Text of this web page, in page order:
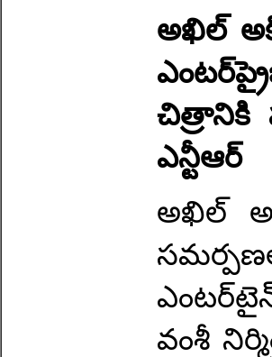
అఖిల్
ఎన్టీఆర్
అఖిల్
వంశీ